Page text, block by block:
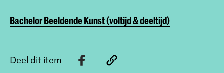
Bachelor Beeldende Kunst (voltijd & deeltijd)
Deel dit item